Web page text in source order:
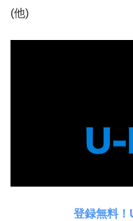
(他)
登録無料！